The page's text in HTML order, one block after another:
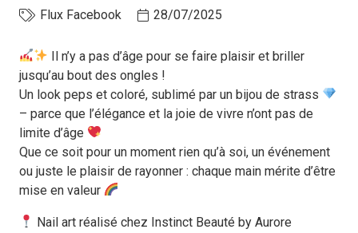
Flux Facebook 28/07/2025
Il n’y a pas d’âge pour se faire plaisir et briller
jusqu’au bout des ongles !
Un look peps et coloré, sublimé par un bijou de strass
– parce que l’élégance et la joie de vivre n’ont pas de
limite d’âge
Que ce soit pour un moment rien qu’à soi, un événement
ou juste le plaisir de rayonner : chaque main mérite d’être
mise en valeur
Nail art réalisé chez Instinct Beauté by Aurore